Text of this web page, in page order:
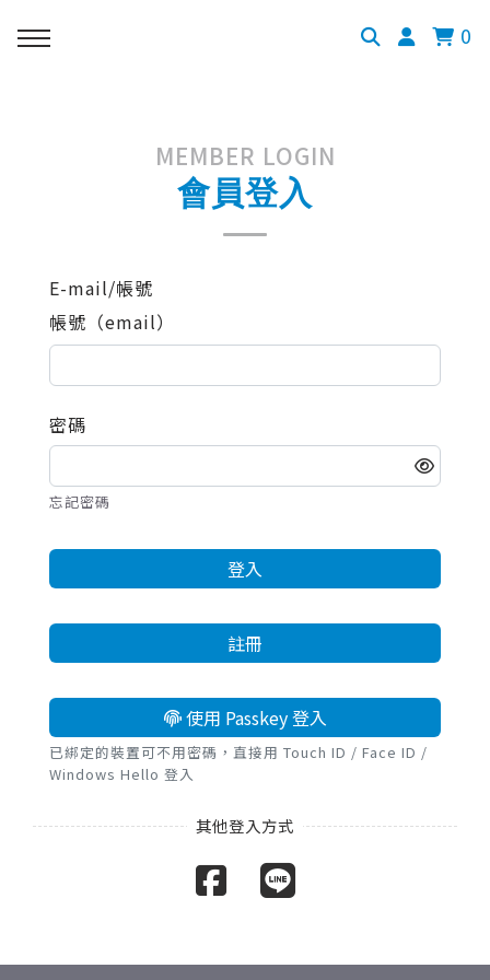
0
MEMBER LOGIN
會員登入
E-mail/帳號
帳號（email）
密碼
忘記密碼
登入
註冊
使用 Passkey 登入
已綁定的裝置可不用密碼，直接用 Touch ID / Face ID /
Windows Hello 登入